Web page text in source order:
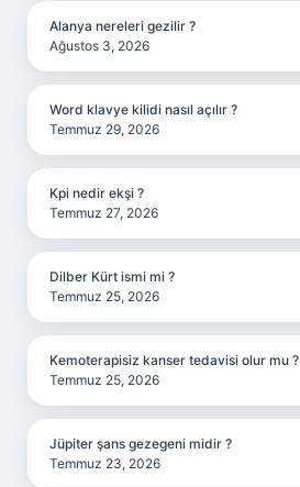
Alanya nereleri gezilir ?
Ağustos 3, 2026
Word klavye kilidi nasıl açılır ?
Temmuz 29, 2026
Kpi nedir ekşi ?
Temmuz 27, 2026
Dilber Kürt ismi mi ?
Temmuz 25, 2026
Kemoterapisiz kanser tedavisi olur mu ?
Temmuz 25, 2026
Jüpiter şans gezegeni midir ?
Temmuz 23, 2026